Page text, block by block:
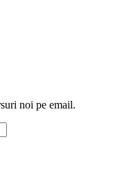
noi pe email.